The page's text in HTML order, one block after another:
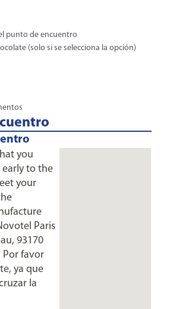
punto de encuentro
(solo si se selecciona la opción)
you
early to the
your
Paris
93170
Por favor
ya que
la